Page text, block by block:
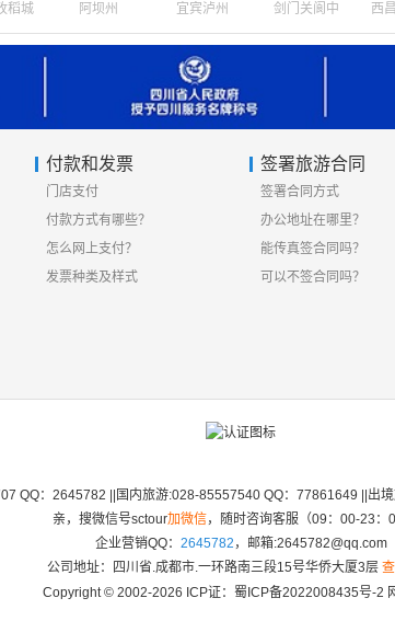
稻城 阿坝州 宜宾泸州 剑门关阆中 西
付款和发票
门店支付
付款方式有哪些？
怎么网上支付？
发票种类及样式
签署旅游合同
签署合同方式
办公地址在哪里？
能传真签合同吗？
可以不签合同吗？
QQ：2645782 ||国内旅游:028-85557540 QQ：77861649 ||出
亲，搜微信号sctour加微信，随时咨询客服（09：00-23：
企业营销QQ： 2645782 ，邮箱:2645782@qq.com
公司地址：四川省.成都市.一环路南三段15号华侨大厦3层
Copyright © 2002-2026 ICP证： 蜀ICP备2022008435号-2